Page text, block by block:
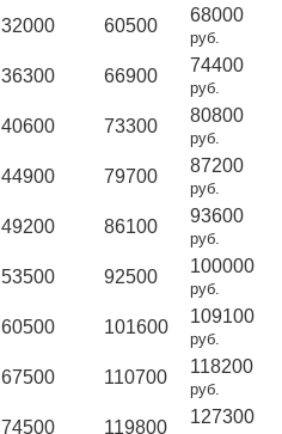
32000 60500
68000
руб.
36300 66900
74400
руб.
40600 73300
80800
руб.
44900 79700
87200
руб.
49200 86100
93600
руб.
53500 92500
100000
руб.
60500 101600
109100
руб.
67500 110700
118200
руб.
74500 119800
127300